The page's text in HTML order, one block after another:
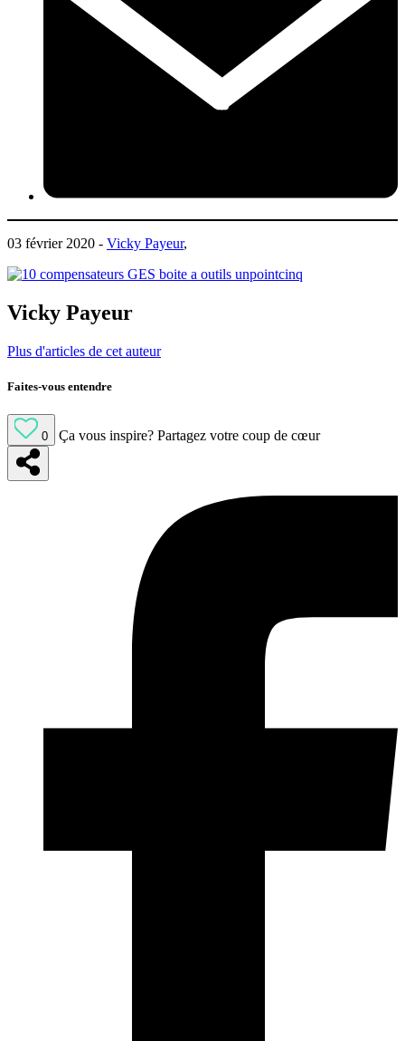
03 février 2020 - Vicky Payeur,
Vicky Payeur
Plus d'articles de cet auteur
Faites-vous entendre
0 Ça vous inspire? Partagez votre coup de cœur